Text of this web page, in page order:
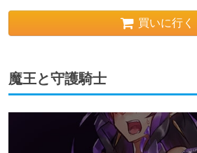
買いに行く
魔王と守護騎士